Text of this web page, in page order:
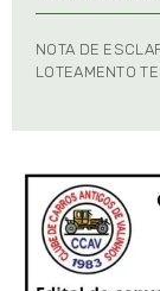
NOTA DE
LOTEAMENTO